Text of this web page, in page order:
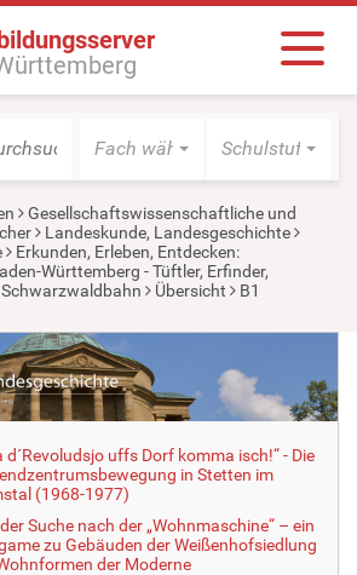
Fach wählen Schulstufe
Gesellschaftswissenschaftliche und
Landeskunde, Landesgeschichte
Erkunden, Erleben, Entdecken:
Württemberg - Tüftler, Erfinder,
Schwarzwaldbahn Übersicht
B1
d´Revoludsjo uffs Dorf komma isch!“ - Die
in Stetten im
(1968-1977)
Suche nach der „Wohnmaschine“ – ein
zu Gebäuden der Weißenhofsiedlung
der Moderne